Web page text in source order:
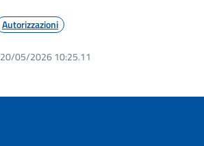
Autorizzazioni
20/05/2026 10:25.11